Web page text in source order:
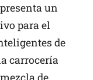
un
para el
de
carrocería
de